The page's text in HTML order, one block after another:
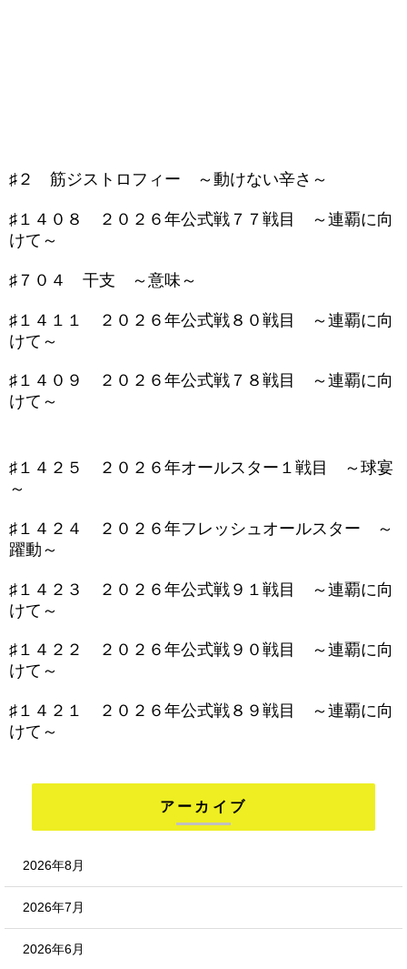
♯２ 筋ジストロフィー ～動けない辛さ～
♯１４０８ ２０２６年公式戦７７戦目 ～連覇に向
けて～
♯７０４ 干支 ～意味～
♯１４１１ ２０２６年公式戦８０戦目 ～連覇に向
けて～
♯１４０９ ２０２６年公式戦７８戦目 ～連覇に向
けて～
♯１４２５ ２０２６年オールスター１戦目 ～球宴
～
♯１４２４ ２０２６年フレッシュオールスター ～
躍動～
♯１４２３ ２０２６年公式戦９１戦目 ～連覇に向
けて～
♯１４２２ ２０２６年公式戦９０戦目 ～連覇に向
けて～
♯１４２１ ２０２６年公式戦８９戦目 ～連覇に向
けて～
アーカイブ
2026年8月
2026年7月
2026年6月